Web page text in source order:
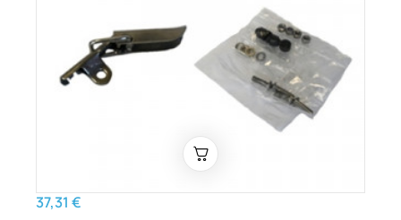
37,31 €